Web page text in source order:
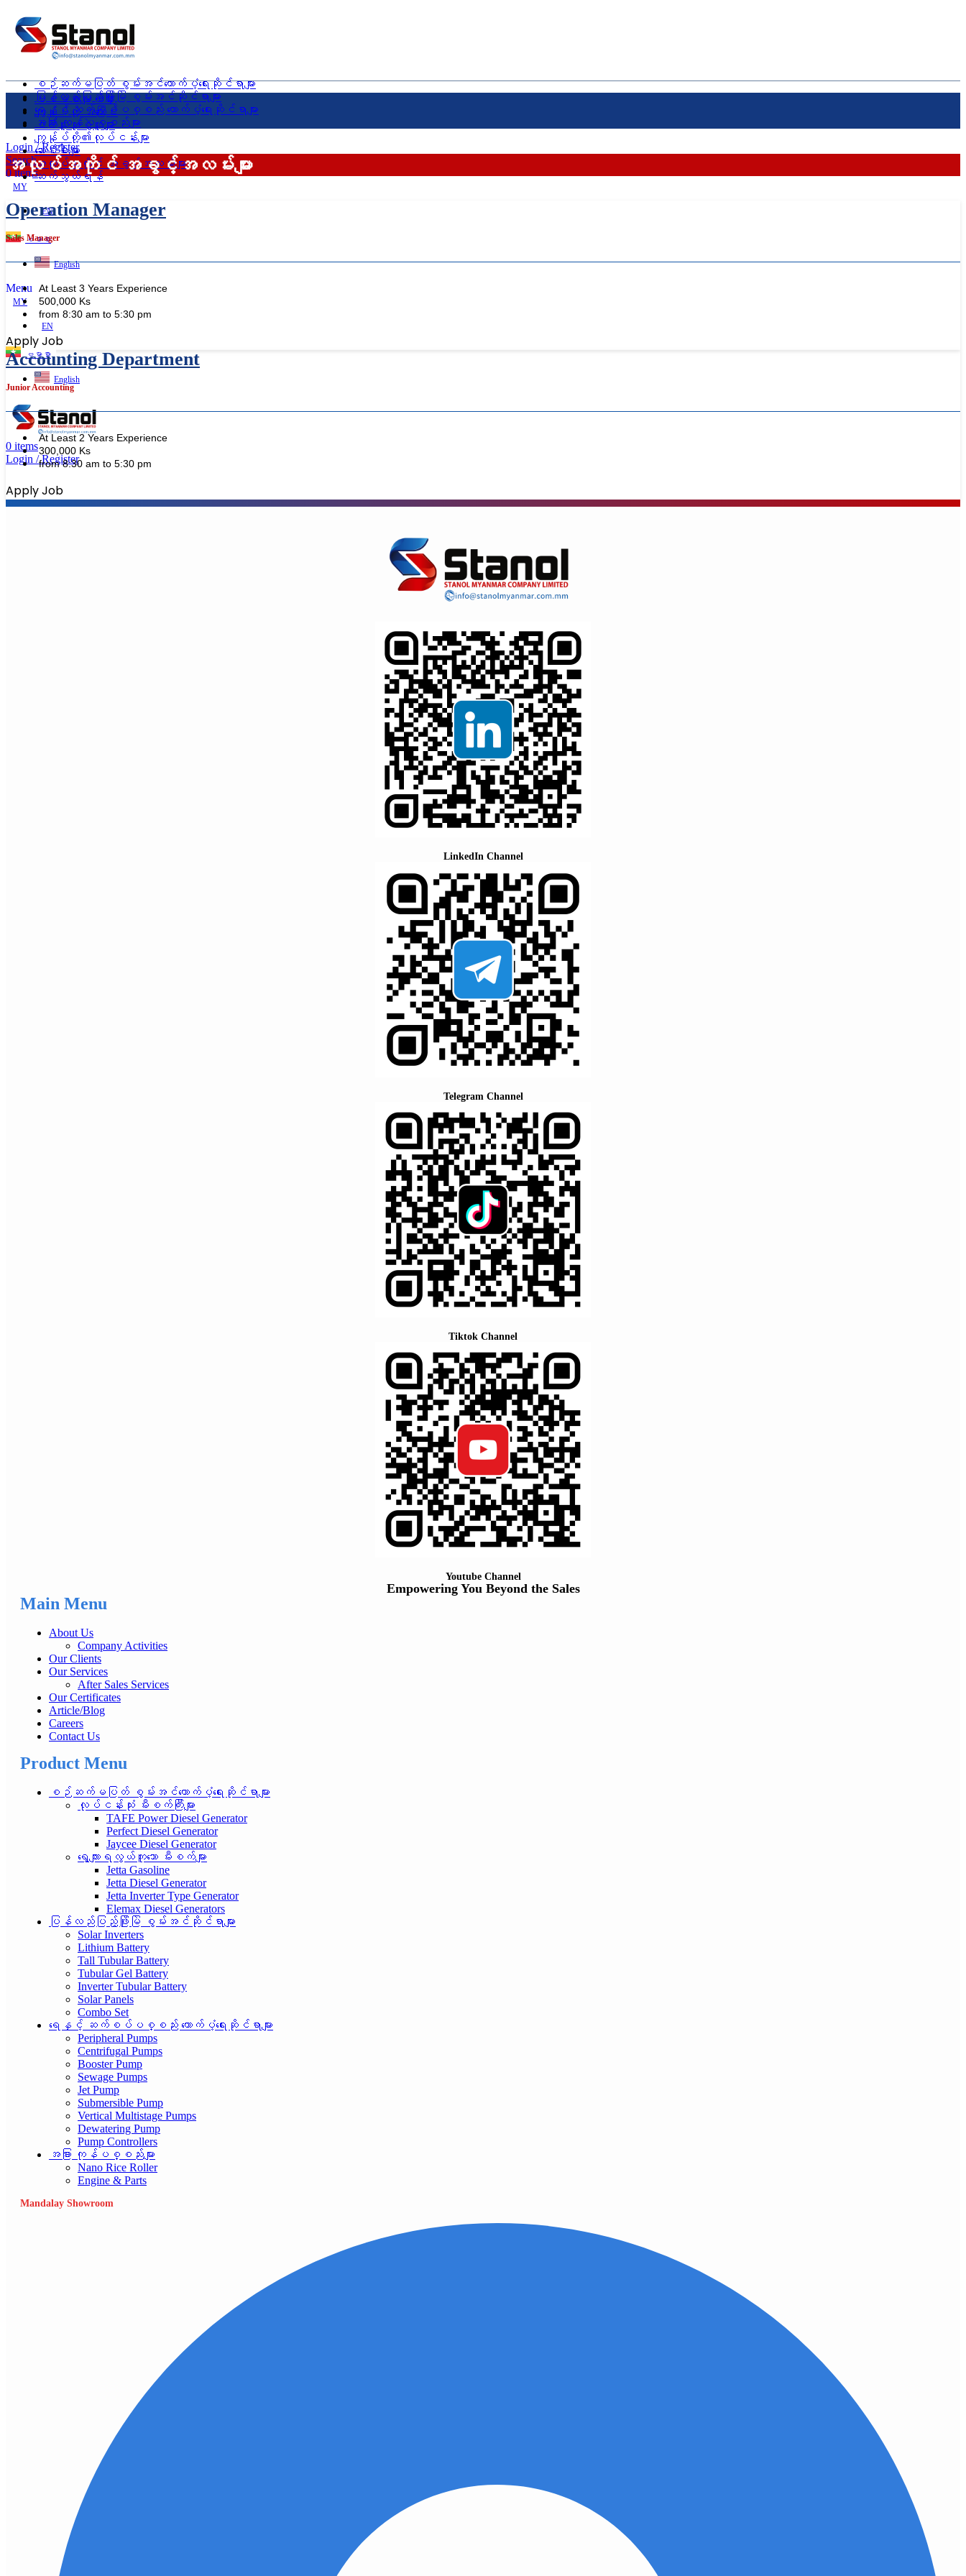
စဉ်ဆက်မပြတ် စွမ်းအင်ထောက်ပံ့ရေးဆိုင်ရာများ
ပြန်လည်ပြည့်ဖြိုးမြဲ စွမ်းအင်ဆိုင်ရာများ
ရေနှင့် ဆက်စပ်ပစ္စည်း ထောက်ပံ့ရေးဆိုင်ရာများ
အခြား ကုန်ပစ္စည်းများ
Login / Register
Search
0items
MY
EN
ဗမာစာ
English
Menu
MY
EN
ဗမာစာ
English
0 items
Login / Register
ပင်မစာမျက်နှာ
ကျွန်ုပ်တို့ အကြောင်း
ဝယ်ယူသုံးစွဲသူများ
ကျွန်ုပ်တို့၏လုပ်ငန်းများ
ဆောင်းပါးများ
အလုပ်အကိုင် အခွင့်အလမ်းများ
ဆက်သွယ်ရန်
အလုပ်အကိုင် အခွင့်အလမ်းများ
Operation Manager
Sales Manager
At Least 3 Years Experience
500,000 Ks
from 8:30 am to 5:30 pm
Apply Job
Accounting Department
Junior Accounting
At Least 2 Years Experience
300,000 Ks
from 8:30 am to 5:30 pm
Apply Job
LinkedIn Channel
Telegram Channel
Tiktok Channel
Youtube Channel
Empowering You Beyond the Sales
Main Menu
About Us
Company Activities
Our Clients
Our Services
After Sales Services
Our Certificates
Article/Blog
Careers
Contact Us
Product Menu
စဉ်ဆက်မပြတ် စွမ်းအင်ထောက်ပံ့ရေးဆိုင်ရာများ
လုပ်ငန်းသုံး မီးစက်ကြီးများ
TAFE Power Diesel Generator
Perfect Diesel Generator
Jaycee Diesel Generator
ရွေ့လျားရလွယ်ကူသော မီးစက်များ
Jetta Gasoline
Jetta Diesel Generator
Jetta Inverter Type Generator
Elemax Diesel Generators
ပြန်လည်ပြည့်ဖြိုးမြဲ စွမ်းအင်ဆိုင်ရာများ
Solar Inverters
Lithium Battery
Tall Tubular Battery
Tubular Gel Battery
Inverter Tubular Battery
Solar Panels
Combo Set
ရေနှင့် ဆက်စပ်ပစ္စည်း ထောက်ပံ့ရေးဆိုင်ရာများ
Peripheral Pumps
Centrifugal Pumps
Booster Pump
Sewage Pumps
Jet Pump
Submersible Pump
Vertical Multistage Pumps
Dewatering Pump
Pump Controllers
အခြား ကုန်ပစ္စည်းများ
Nano Rice Roller
Engine & Parts
Mandalay Showroom